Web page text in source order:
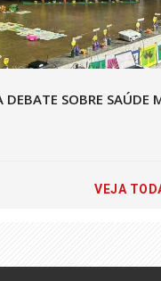
DEBATE SOBRE SAÚDE
VEJA